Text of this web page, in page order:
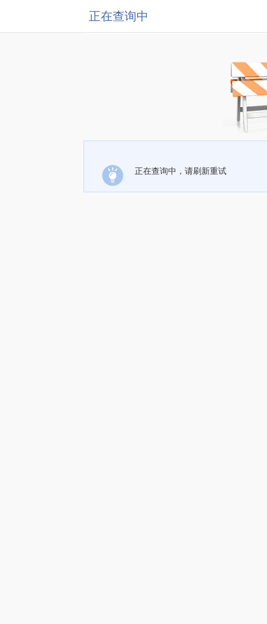
正在查询中
正在查询中，请刷新重试